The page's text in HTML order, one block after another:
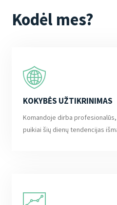
Kodėl mes?
KOKYBĖS UŽTIKRINIMAS
Komandoje dirba
puikiai šių dienų tendencijas